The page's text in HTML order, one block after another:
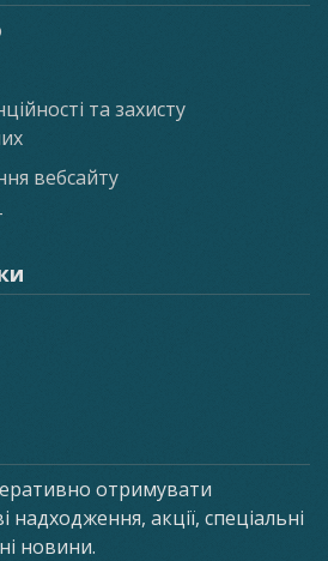
та захисту
вебсайту
отримувати
акції, спеціальні
новини.